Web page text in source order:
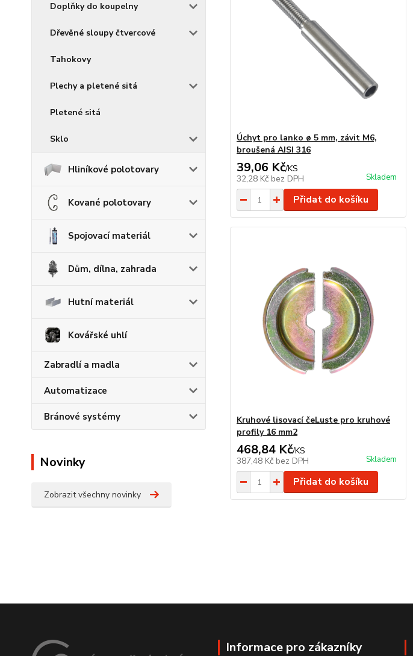
Doplňky do koupelny
Dřevěné sloupy čtvercové
Tahokovy
Plechy a pletené sitá
Pletené sitá
Sklo
Hliníkové polotovary
Kované polotovary
Spojovací materiál
Dům, dílna, zahrada
Hutní materiál
Kovářské uhlí
Zabradlí a madla
Automatizace
Bránové systémy
Novinky
Zobrazit všechny novinky
Úchyt pro lanko ø 5 mm, závit M6,
broušená AISI 316
39,06 Kč/KS
32,28 Kč bez DPH Skladem
Přidat do košíku
Kruhové lisovací čeLuste pro kruhové
profily 16 mm2
468,84 Kč/KS
387,48 Kč bez DPH Skladem
Přidat do košíku
Informace pro zákazníky